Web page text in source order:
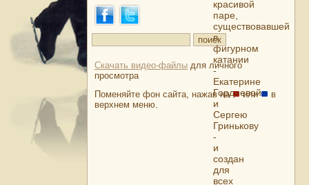
Скачать видео-файлы для личного
просмотра
Поменяйте фон сайта, нажав на
или
в
верхнем меню.
красивой
паре,
существовавшей
в
фигурном
катании
-
Екатерине
Гордеевой
и
Сергею
Гринькову
-
и
создан
для
всех